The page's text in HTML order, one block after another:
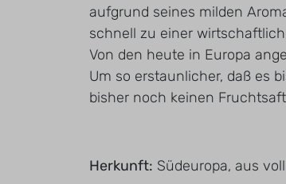
aufgrund seines milden
schnell zu einer
Von den heute in Europa
Um so erstaunlicher, daß es
bisher noch keinen
Herkunft: Südeuropa, aus